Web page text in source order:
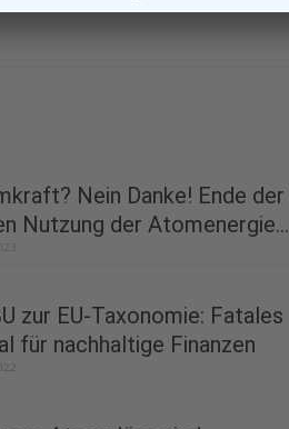
Nein Danke! Ende der
Nutzung der Atomenergie...
zur EU-Taxonomie: Fatales
für nachhaltige Finanzen